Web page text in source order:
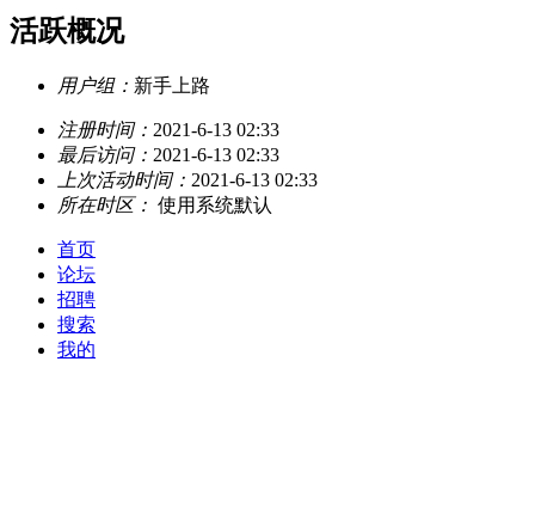
活跃概况
用户组： 新手上路
注册时间： 2021-6-13 02:33
最后访问： 2021-6-13 02:33
上次活动时间： 2021-6-13 02:33
所在时区： 使用系统默认
首页
论坛
招聘
搜索
我的